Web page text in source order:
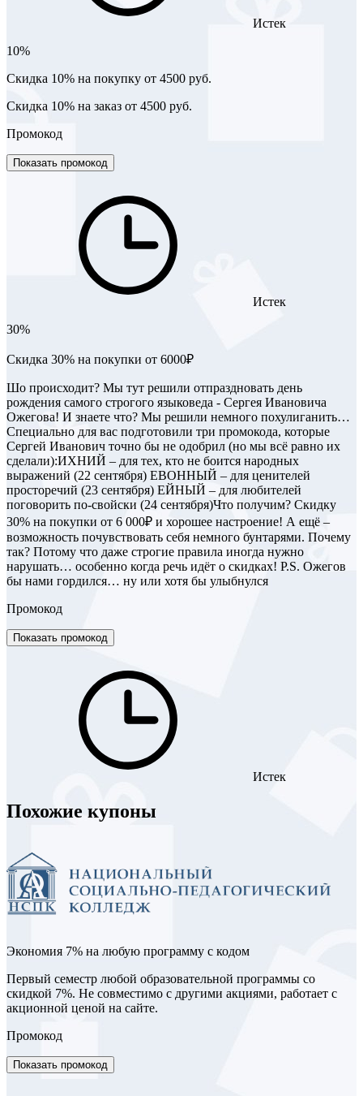
Истек
10%
Скидка 10% на покупку от 4500 руб.
Скидка 10% на заказ от 4500 руб.
Промокод
Показать промокод
Истек
30%
Скидка 30% на покупки от 6000₽
Шо происходит? Мы тут решили отпраздновать день
рождения самого строгого языковеда - Сергея Ивановича
Ожегова! И знаете что? Мы решили немного похулиганить…
Специально для вас подготовили три промокода, которые
Сергей Иванович точно бы не одобрил (но мы всё равно их
сделали):ИХНИЙ – для тех, кто не боится народных
выражений (22 сентября) ЕВОННЫЙ – для ценителей
просторечий (23 сентября) ЕЙНЫЙ – для любителей
поговорить по-свойски (24 сентября)Что получим? Скидку
30% на покупки от 6 000₽ и хорошее настроение! А ещё –
возможность почувствовать себя немного бунтарями. Почему
так? Потому что даже строгие правила иногда нужно
нарушать… особенно когда речь идёт о скидках! P.S. Ожегов
бы нами гордился… ну или хотя бы улыбнулся
Промокод
Показать промокод
Истек
Похожие купоны
Экономия 7% на любую программу с кодом
Первый семестр любой образовательной программы со
скидкой 7%. Не совместимо с другими акциями, работает с
акционной ценой на сайте.
Промокод
Показать промокод